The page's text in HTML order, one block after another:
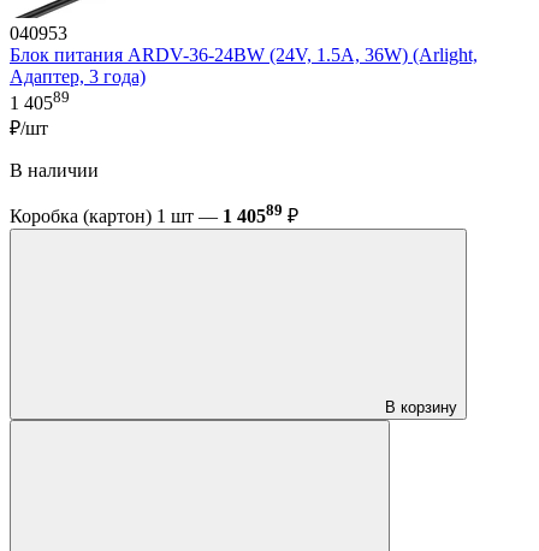
040953
Блок питания ARDV-36-24BW (24V, 1.5A, 36W) (Arlight,
Адаптер, 3 года)
1 40589
₽/шт
В наличии
Коробка (картон) 1 шт — 1 40589 ₽
В корзину